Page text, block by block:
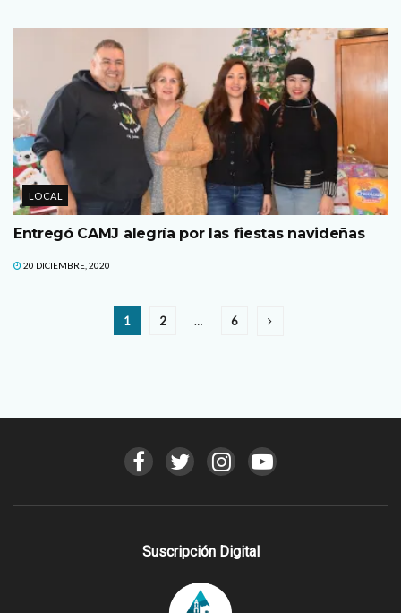
LOCAL
Entregó CAMJ alegría por las fiestas navideñas
20 DICIEMBRE, 2020
1 2 … 6
Suscripción Digital